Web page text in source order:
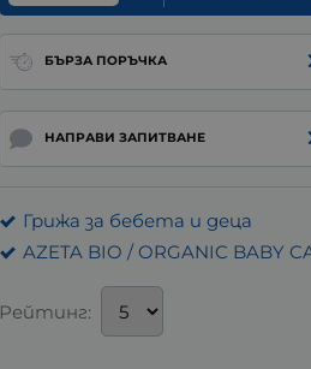
БЪРЗА ПОРЪЧКА
НАПРАВИ ЗАПИТВАНЕ
Грижа за бебета и деца
AZETA BIO / ORGANIC BABY
Рейтинг: